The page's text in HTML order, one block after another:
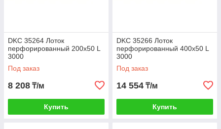
DKC 35264 Лоток
перфорированный 200х50 L
3000
Под заказ
8 208 ₸/м
Купить
DKC 35266 Лоток
перфорированный 400х50 L
3000
Под заказ
14 554 ₸/м
Купить